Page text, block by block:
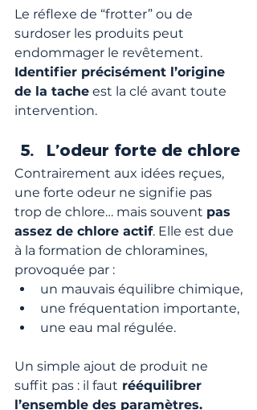
Le réflexe de “frotter” ou de
surdoser les produits peut
endommager le revêtement.
Identifier précisément l’origine
de la tache est la clé avant toute
intervention.
L’odeur forte de chlore
Contrairement aux idées reçues,
une forte odeur ne signifie pas
trop de chlore… mais souvent pas
assez de chlore actif. Elle est due
à la formation de chloramines,
provoquée par :
un mauvais équilibre chimique,
une fréquentation importante,
une eau mal régulée.
Un simple ajout de produit ne
suffit pas : il faut rééquilibrer
l’ensemble des paramètres.